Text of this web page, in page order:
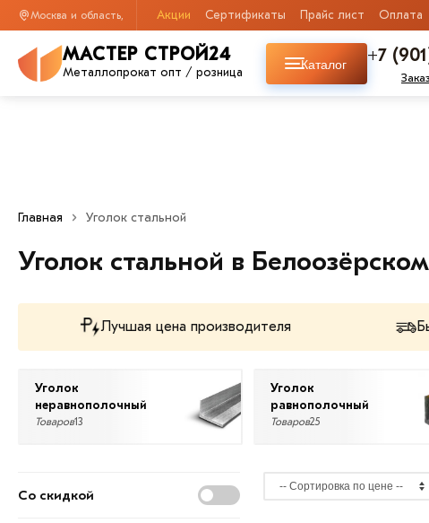
Москва и область, Акции Сертификаты Прайс лист Оплата
МАСТЕР СТРОЙ24
Металлопрокат опт / розница Каталог +7
Главная Уголок стальной
Уголок стальной в Белоозёрском
Лучшая цена производителя
Уголок
неравнополочный
Товаров13
Уголок
равнополочный
Товаров25
Со скидкой